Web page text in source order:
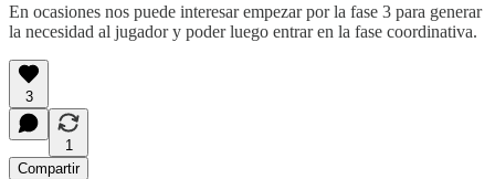
En ocasiones nos puede interesar empezar por la fase 3 para generar
la necesidad al jugador y poder luego entrar en la fase coordinativa.
3
1
Compartir